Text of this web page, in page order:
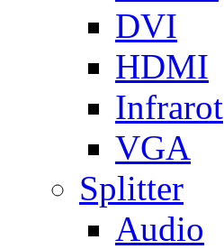
DVI
HDMI
Infrarot
VGA
Splitter
Audio